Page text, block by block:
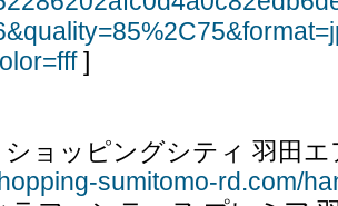
]
ョッピングシティ 羽田
sumitomo-rd.com/